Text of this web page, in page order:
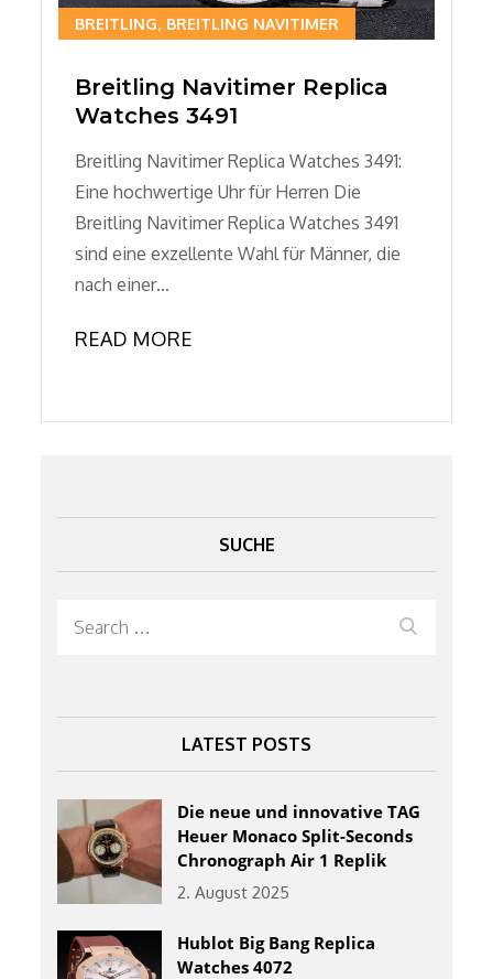
BREITLING BREITLING NAVITIMER
Breitling Navitimer Replica
Watches 3491
Breitling Navitimer Replica Watches 3491:
Eine hochwertige Uhr für Herren Die
Breitling Navitimer Replica Watches 3491
sind eine exzellente Wahl für Männer, die
nach einer…
READ MORE
SUCHE
LATEST POSTS
Die neue und innovative TAG
Heuer Monaco Split-Seconds
Chronograph Air 1 Replik
2. August 2025
Hublot Big Bang Replica
Watches 4072